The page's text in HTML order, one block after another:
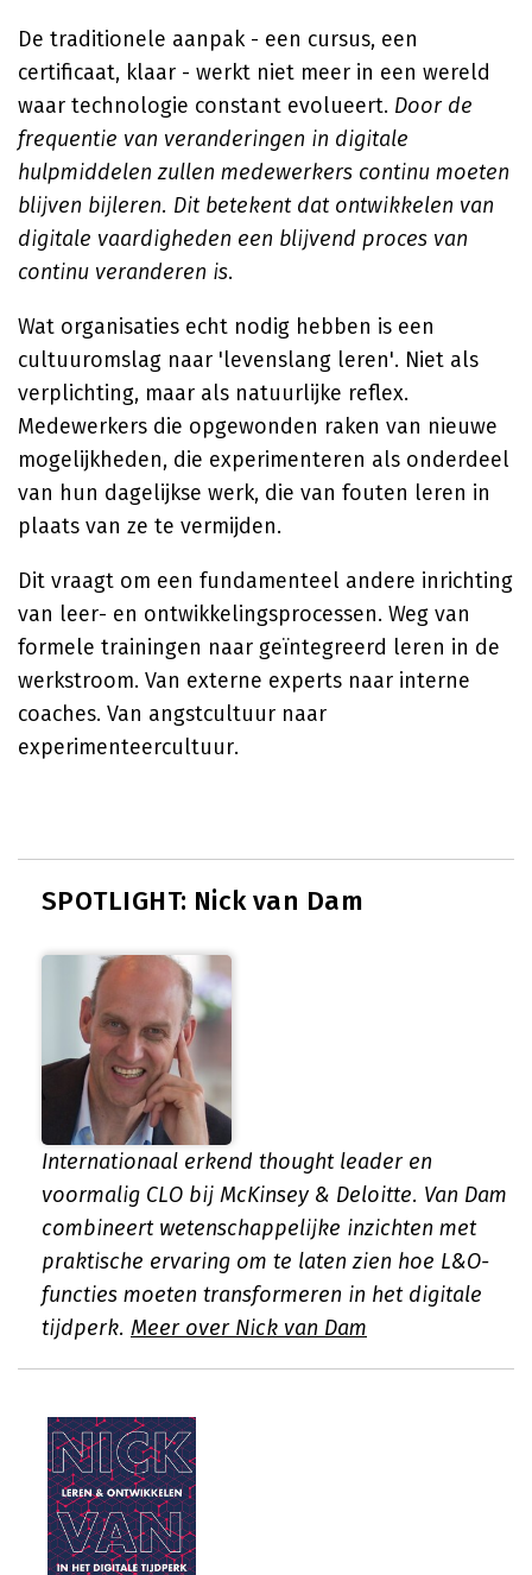
De traditionele aanpak - een cursus, een
certificaat, klaar - werkt niet meer in een wereld
waar technologie constant evolueert. Door de
frequentie van veranderingen in digitale
hulpmiddelen zullen medewerkers continu moeten
blijven bijleren. Dit betekent dat ontwikkelen van
digitale vaardigheden een blijvend proces van
continu veranderen is.
Wat organisaties echt nodig hebben is een
cultuuromslag naar 'levenslang leren'. Niet als
verplichting, maar als natuurlijke reflex.
Medewerkers die opgewonden raken van nieuwe
mogelijkheden, die experimenteren als onderdeel
van hun dagelijkse werk, die van fouten leren in
plaats van ze te vermijden.
Dit vraagt om een fundamenteel andere inrichting
van leer- en ontwikkelingsprocessen. Weg van
formele trainingen naar geïntegreerd leren in de
werkstroom. Van externe experts naar interne
coaches. Van angstcultuur naar
experimenteercultuur.
SPOTLIGHT: Nick van Dam
Internationaal erkend thought leader en
voormalig CLO bij McKinsey & Deloitte. Van Dam
combineert wetenschappelijke inzichten met
praktische ervaring om te laten zien hoe L&O-
functies moeten transformeren in het digitale
tijdperk. Meer over Nick van Dam